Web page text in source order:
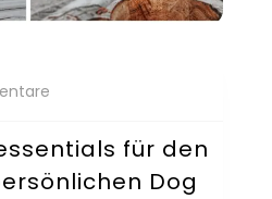
zu
für
den
Hund:
für den
Dog